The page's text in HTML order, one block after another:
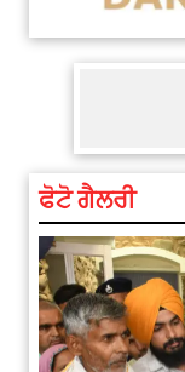
ਫੋਟੋ ਗੈਲਰੀ